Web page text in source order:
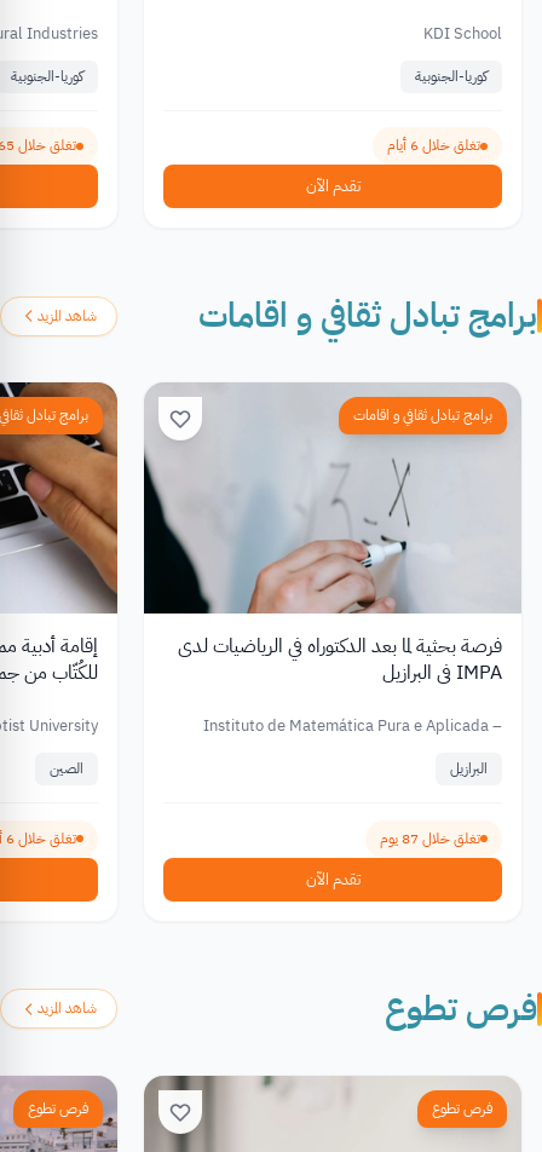
KDI School
كوريا-الجنوبية
تغلق خلال 6 أيام
تقدم الآن
Industries
كوريا-الجنوبية
تغلق خلال 165 يوم
برامج تبادل ثقافي و اقامات شاهد المزيد
برامج تبادل ثقافي و اقامات
فرصة بحثية لما بعد الدكتوراه في الرياضيات لدى
IMPA في البرازيل
Instituto de Matemática Pura e Aplicada –
البرازيل
تغلق خلال 87 يوم
تقدم الآن
برامج تبادل
للكُتّاب من
University
الصين
تغلق خلال 6 أيام
فرص تطوع شاهد المزيد
فرص تطوع فرص تطوع